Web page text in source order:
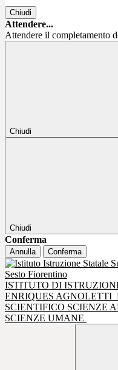
Chiudi
Attendere...
Attendere il completamento
Chiudi
Chiudi
Conferma
Annulla Conferma
ISTITUTO DI
ENRIQUES AGNOLETTI
SCIENTIFICO SCIENZE
SCIENZE UMANE